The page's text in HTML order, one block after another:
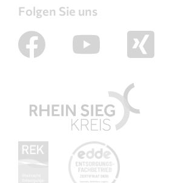
Folgen Sie uns